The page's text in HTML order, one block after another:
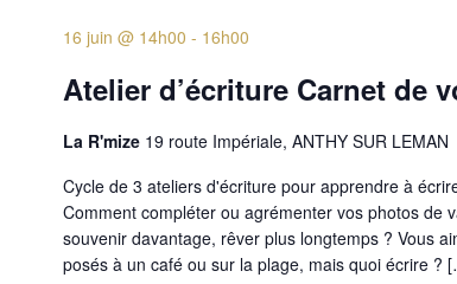
16 juin @ 14h00 - 16h00
Atelier d’écriture Carnet de
La R'mize 19 route Impériale, ANTHY SUR LEMAN
Cycle de 3 ateliers d'écriture pour apprendre à
Comment compléter ou agrémenter vos photos de
souvenir davantage, rêver plus longtemps ? Vous
posés à un café ou sur la plage, mais quoi écrire ?